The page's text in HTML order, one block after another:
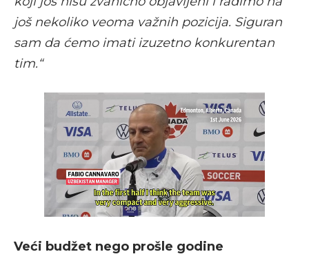
još nekoliko veoma važnih pozicija. Siguran
sam da ćemo imati izuzetno konkurentan
tim.“
Veći budžet nego prošle godine